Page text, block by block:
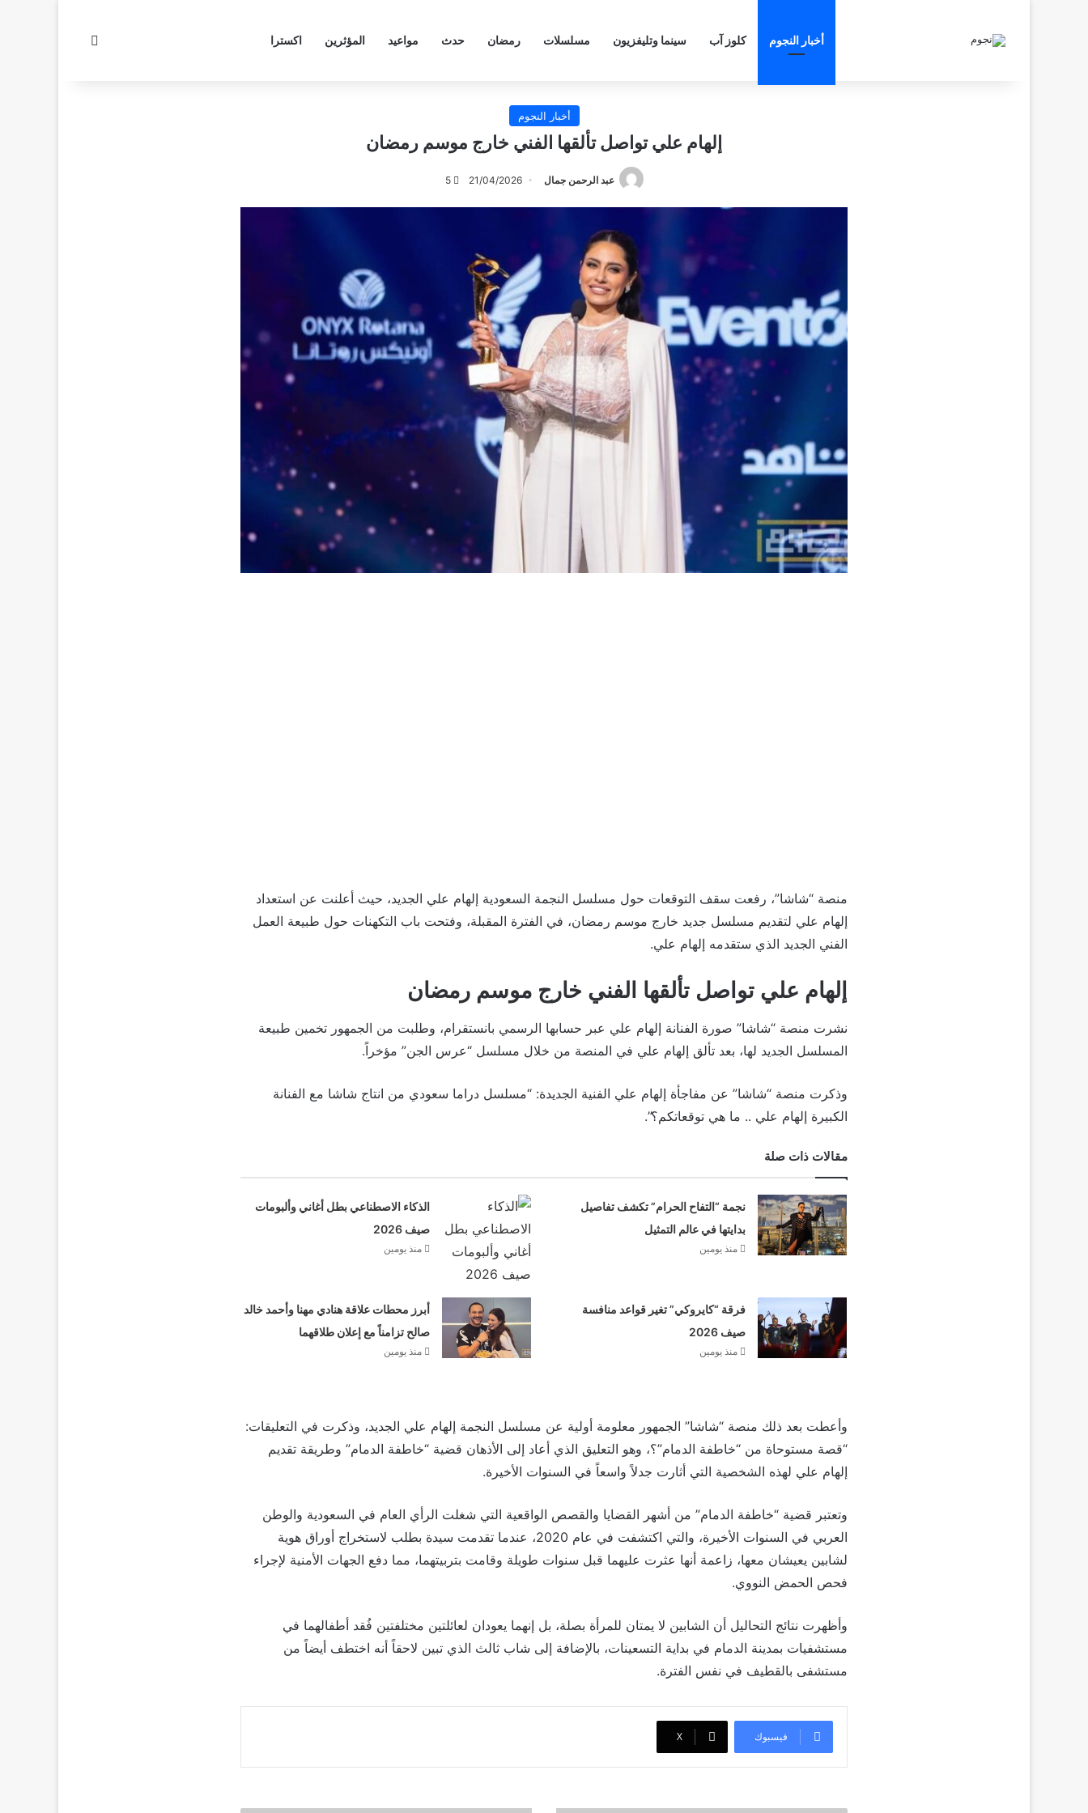
أخبار النجوم كلوز آب سينما وتليفزيون مسلسلات رمضان حدث مواعيد المؤثرين اكسترا
أخبار النجوم
إلهام علي تواصل تألقها الفني خارج موسم رمضان
عبد الرحمن جمال 21/04/2026
5
منصة “شاشا”، رفعت سقف التوقعات حول مسلسل النجمة السعودية إلهام علي الجديد، حيث أعلنت عن استعداد
إلهام علي لتقديم مسلسل جديد خارج موسم رمضان، في الفترة المقبلة، وفتحت باب التكهنات حول طبيعة العمل
الفني الجديد الذي ستقدمه إلهام علي.
إلهام علي تواصل تألقها الفني خارج موسم رمضان
نشرت منصة “شاشا” صورة الفنانة إلهام علي عبر حسابها الرسمي بانستقرام، وطلبت من الجمهور تخمين طبيعة
المسلسل الجديد لها، بعد تألق إلهام علي في المنصة من خلال مسلسل “عرس الجن” مؤخراً.
وذكرت منصة “شاشا” عن مفاجأة إلهام علي الفنية الجديدة: “مسلسل دراما سعودي من انتاج شاشا مع الفنانة
الكبيرة إلهام علي .. ما هي توقعاتكم؟”.
مقالات ذات صلة
نجمة “التفاح الحرام” تكشف تفاصيل
بدايتها في عالم التمثيل
منذ يومين
الذكاء الاصطناعي بطل أغاني وألبومات
صيف 2026
منذ يومين
فرقة “كايروكي” تغير قواعد منافسة
صيف 2026
منذ يومين
أبرز محطات علاقة هنادي مهنا وأحمد خالد
صالح تزامناً مع إعلان طلاقهما
منذ يومين
وأعطت بعد ذلك منصة “شاشا” الجمهور معلومة أولية عن مسلسل النجمة إلهام علي الجديد، وذكرت في التعليقات:
“قصة مستوحاة من “خاطفة الدمام”؟، وهو التعليق الذي أعاد إلى الأذهان قضية “خاطفة الدمام” وطريقة تقديم
إلهام علي لهذه الشخصية التي أثارت جدلاً واسعاً في السنوات الأخيرة.
وتعتبر قضية “خاطفة الدمام” من أشهر القضايا والقصص الواقعية التي شغلت الرأي العام في السعودية والوطن
العربي في السنوات الأخيرة، والتي اكتشفت في عام 2020، عندما تقدمت سيدة بطلب لاستخراج أوراق هوية
لشابين يعيشان معها، زاعمة أنها عثرت عليهما قبل سنوات طويلة وقامت بتربيتهما، مما دفع الجهات الأمنية لإجراء
فحص الحمض النووي.
وأظهرت نتائج التحاليل أن الشابين لا يمتان للمرأة بصلة، بل إنهما يعودان لعائلتين مختلفتين فُقد أطفالهما في
مستشفيات بمدينة الدمام في بداية التسعينات، بالإضافة إلى شاب ثالث الذي تبين لاحقاً أنه اختطف أيضاً من
مستشفى بالقطيف في نفس الفترة.
فيسبوك ‫X